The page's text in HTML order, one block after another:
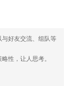
与好友交流、组队等
性，让人思考。